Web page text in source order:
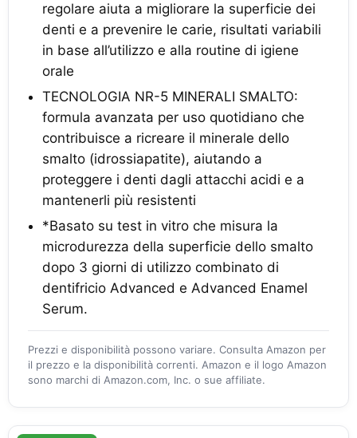
regolare aiuta a migliorare la superficie dei
denti e a prevenire le carie, risultati variabili
in base all’utilizzo e alla routine di igiene
orale
TECNOLOGIA NR-5 MINERALI SMALTO:
formula avanzata per uso quotidiano che
contribuisce a ricreare il minerale dello
smalto (idrossiapatite), aiutando a
proteggere i denti dagli attacchi acidi e a
mantenerli più resistenti
*Basato su test in vitro che misura la
microdurezza della superficie dello smalto
dopo 3 giorni di utilizzo combinato di
dentifricio Advanced e Advanced Enamel
Serum.
Prezzi e disponibilità possono variare. Consulta Amazon per
il prezzo e la disponibilità correnti. Amazon e il logo Amazon
sono marchi di Amazon.com, Inc. o sue affiliate.